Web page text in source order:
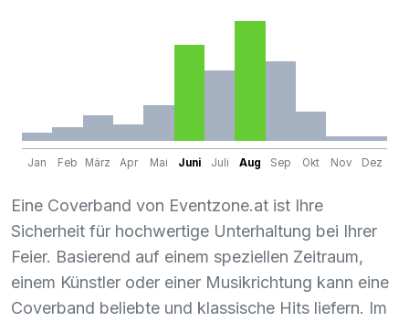
Jan Feb März Apr Mai Juni Juli Aug Sep Okt Nov Dez
Eine Coverband von Eventzone.at ist Ihre
Sicherheit für hochwertige Unterhaltung bei Ihrer
Feier. Basierend auf einem speziellen Zeitraum,
einem Künstler oder einer Musikrichtung kann eine
Coverband beliebte und klassische Hits liefern. Im